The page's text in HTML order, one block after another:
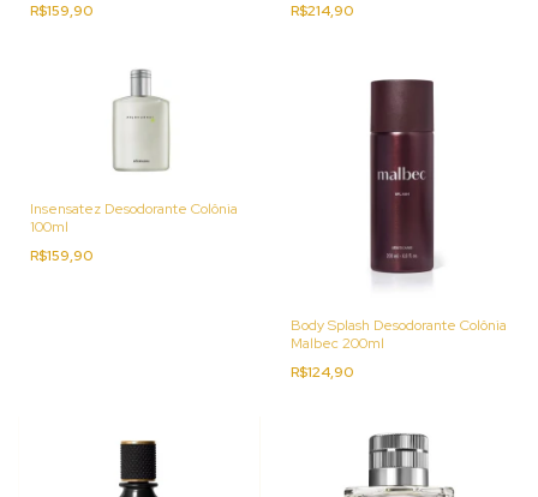
R$159,90
R$214,90
Insensatez Desodorante Colônia
100ml
R$159,90
Body Splash Desodorante Colônia
Malbec 200ml
R$124,90